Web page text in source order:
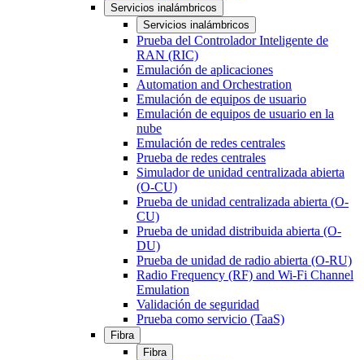
Servicios inalámbricos
Servicios inalámbricos
Prueba del Controlador Inteligente de
RAN (RIC)
Emulación de aplicaciones
Automation and Orchestration
Emulación de equipos de usuario
Emulación de equipos de usuario en la
nube
Emulación de redes centrales
Prueba de redes centrales
Simulador de unidad centralizada abierta
(O-CU)
Prueba de unidad centralizada abierta (O-
CU)
Prueba de unidad distribuida abierta (O-
DU)
Prueba de unidad de radio abierta (O-RU)
Radio Frequency (RF) and Wi-Fi Channel
Emulation
Validación de seguridad
Prueba como servicio (TaaS)
Fibra
Fibra